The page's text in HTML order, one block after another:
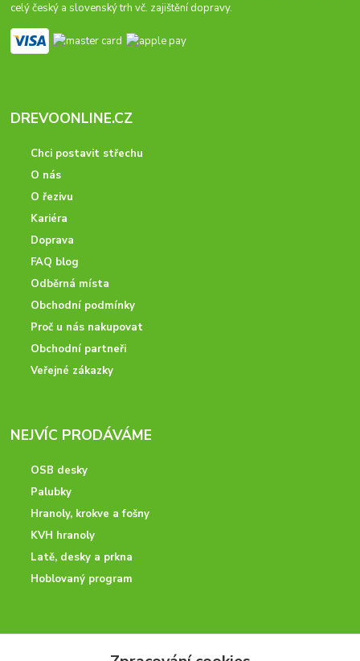
celý český a slovenský trh vč. zajištění dopravy.
DREVOONLINE.CZ
Chci postavit střechu
O nás
O řezivu
Kariéra
Doprava
FAQ blog
Odběrná místa
Obchodní podmínky
Proč u nás nakupovat
Obchodní partneři
Veřejné zákazky
NEJVÍC PRODÁVÁME
OSB desky
Palubky
Hranoly, krokve a fošny
KVH hranoly
Latě, desky a prkna
Hoblovaný program